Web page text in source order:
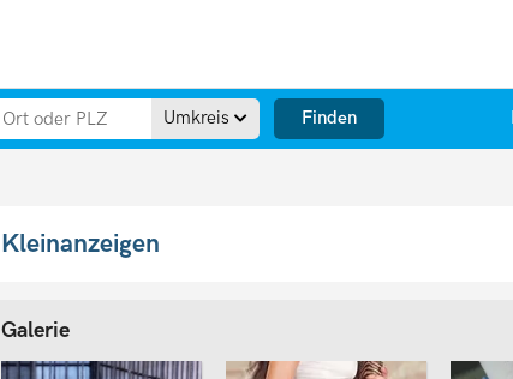
Umkreis Finden
Kleinanzeigen
Galerie